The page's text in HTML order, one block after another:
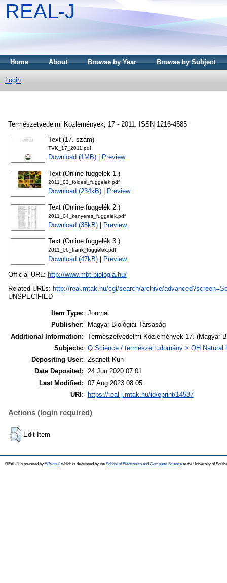
REAL-J
Home About Browse by Year Browse by Subject
Login
Természetvédelmi Közlemények, 17 - 2011. ISSN 1216-4585
Text (17. szám)
TVK_17_2011.pdf
Download (1MB)| Preview
Text (Online függelék 1.)
2011_03_foldesi_fuggelek.pdf
Download (234kB)| Preview
Text (Online függelék 2.)
2011_04_kenyeres_fuggelek.pdf
Download (35kB)| Preview
Text (Online függelék 3.)
2011_06_frank_fuggelek.pdf
Download (47kB)| Preview
Official URL: http://www.mbt-biologia.hu/
Related URLs: http://real.mtak.hu/cgi/search/archive/
UNSPECIFIED
Item Type: Journal
Publisher:
Magyar Biológiai Társaság
Additional Information: Természetvédelmi Közlemények 17. (Magyar
Subjects: Q Science / természettudomány > QH Natural
Depositing User: Zsanett Kun
Date Deposited:
24 Jun 2020 07:01
Last Modified: 07 Aug 2023 08:05
URI:
https://real-j.mtak.hu/id/eprint/14587
Actions (login required)
Edit Item
REAL-J is powered by EPrints 3which is developed by the School of Electronics and Computer Science at the University of